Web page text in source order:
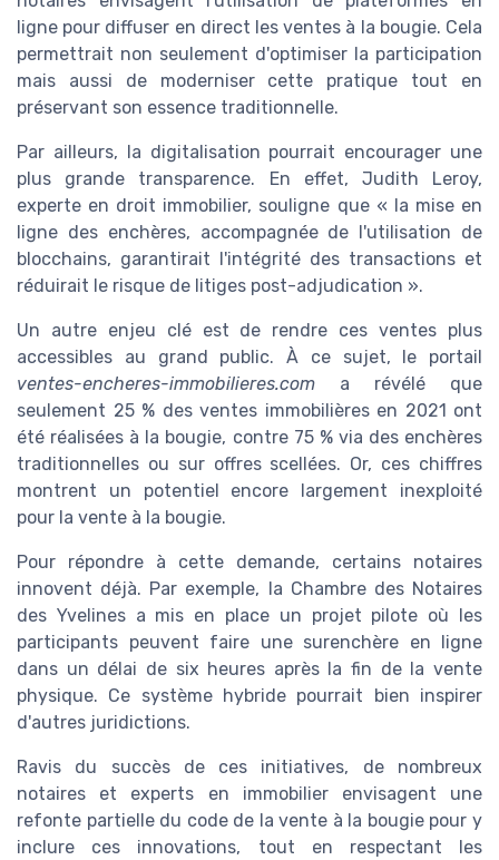
ligne pour diffuser en direct les ventes à la bougie. Cela
permettrait non seulement d'optimiser la participation
mais aussi de moderniser cette pratique tout en
préservant son essence traditionnelle.
Par ailleurs, la digitalisation pourrait encourager une
plus grande transparence. En effet, Judith Leroy,
experte en droit immobilier, souligne que « la mise en
ligne des enchères, accompagnée de l'utilisation de
blocchains, garantirait l'intégrité des transactions et
réduirait le risque de litiges post-adjudication ».
Un autre enjeu clé est de rendre ces ventes plus
accessibles au grand public. À ce sujet, le portail
ventes-encheres-immobilieres.com a révélé que
seulement 25 % des ventes immobilières en 2021 ont
été réalisées à la bougie, contre 75 % via des enchères
traditionnelles ou sur offres scellées. Or, ces chiffres
montrent un potentiel encore largement inexploité
pour la vente à la bougie.
Pour répondre à cette demande, certains notaires
innovent déjà. Par exemple, la Chambre des Notaires
des Yvelines a mis en place un projet pilote où les
participants peuvent faire une surenchère en ligne
dans un délai de six heures après la fin de la vente
physique. Ce système hybride pourrait bien inspirer
d'autres juridictions.
Ravis du succès de ces initiatives, de nombreux
notaires et experts en immobilier envisagent une
refonte partielle du code de la vente à la bougie pour y
inclure ces innovations, tout en respectant les